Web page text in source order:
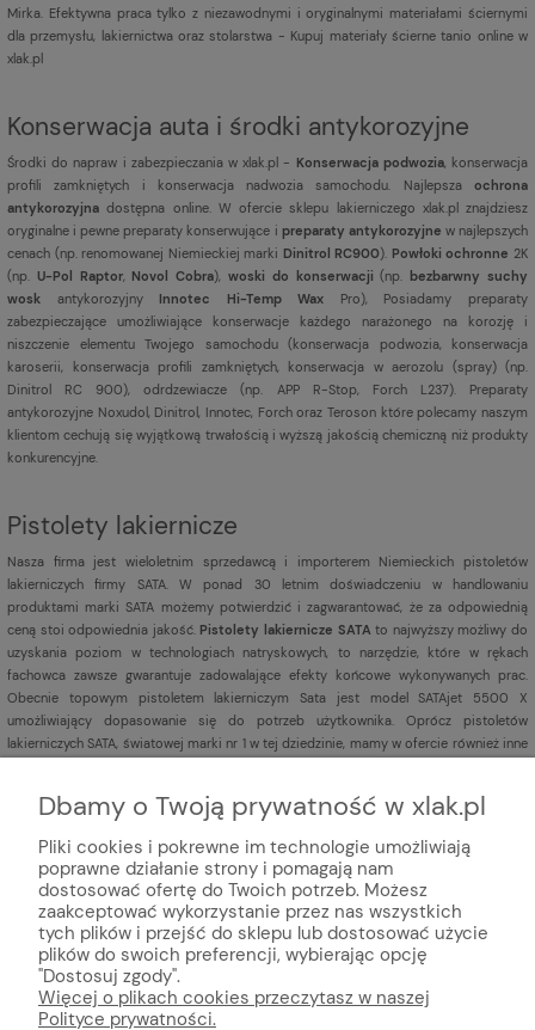
Mirka. Efektywna praca tylko z niezawodnymi i oryginalnymi materiałami ściernymi
dla przemysłu, lakiernictwa oraz stolarstwa - Kupuj materiały ścierne tanio online w
xlak.pl
Konserwacja auta i środki antykorozyjne
Środki do napraw i zabezpieczania w xlak.pl - Konserwacja podwozia, konserwacja
profili zamkniętych i konserwacja nadwozia samochodu. Najlepsza ochrona
antykorozyjna dostępna online. W ofercie sklepu lakierniczego xlak.pl znajdziesz
oryginalne i pewne preparaty konserwujące i preparaty antykorozyjne w najlepszych
cenach (np. renomowanej Niemieckiej marki Dinitrol RC900). Powłoki ochronne 2K
(np. U-Pol Raptor, Novol Cobra),woski do konserwacji (np.bezbarwny suchy
wosk antykorozyjny Innotec Hi-Temp Wax Pro), Posiadamy preparaty
zabezpieczające umożliwiające konserwacje każdego narażonego na korozję i
niszczenie elementu Twojego samochodu (konserwacja podwozia, konserwacja
karoserii, konserwacja profili zamkniętych, konserwacja w aerozolu (spray) (np.
Dinitrol RC 900), odrdzewiacze (np. APP R-Stop, Forch L237). Preparaty
antykorozyjne Noxudol, Dinitrol, Innotec, Forch oraz Teroson które polecamy naszym
klientom cechują się wyjątkową trwałością i wyższą jakością chemiczną niż produkty
konkurencyjne.
Pistolety lakiernicze
Nasza firma jest wieloletnim sprzedawcą i importerem Niemieckich pistoletów
lakierniczych firmy SATA. W ponad 30 letnim doświadczeniu w handlowaniu
produktami marki SATA możemy potwierdzić i zagwarantować, że za odpowiednią
ceną stoi odpowiednia jakość. Pistolety lakiernicze SATA to najwyższy możliwy do
uzyskania poziom w technologiach natryskowych, to narzędzie, które w rękach
fachowca zawsze gwarantuje zadowalające efekty końcowe wykonywanych prac.
Obecnie topowym pistoletem lakierniczym Sata jest model SATAjet 5500 X
umożliwiający dopasowanie się do potrzeb użytkownika. Oprócz pistoletów
lakierniczych SATA, światowej marki nr 1 w tej dziedzinie, mamy w ofercie również inne
© Internetowy sklep lakierniczy xlak.pl ★ ★
xlak.pl to godny zaufania sklep z topową obsługą klienta
oferujący profesjonalną chemie online, kosmetyki do auto detailingu,
Dbamy o Twoją prywatność w xlak.pl
Pliki cookies i pokrewne im technologie umożliwiają
poprawne działanie strony i pomagają nam
dostosować ofertę do Twoich potrzeb. Możesz
zaakceptować wykorzystanie przez nas wszystkich
tych plików i przejść do sklepu lub dostosować użycie
plików do swoich preferencji, wybierając opcję
"Dostosuj zgody".
Więcej o plikach cookies przeczytasz w naszej
Polityce prywatności.